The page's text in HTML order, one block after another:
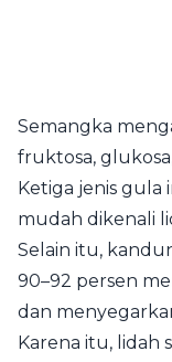
Semangka
fruktosa,
Ketiga jenis gula
mudah dikenali
Selain itu,
90–92 persen
dan
Karena itu, lidah